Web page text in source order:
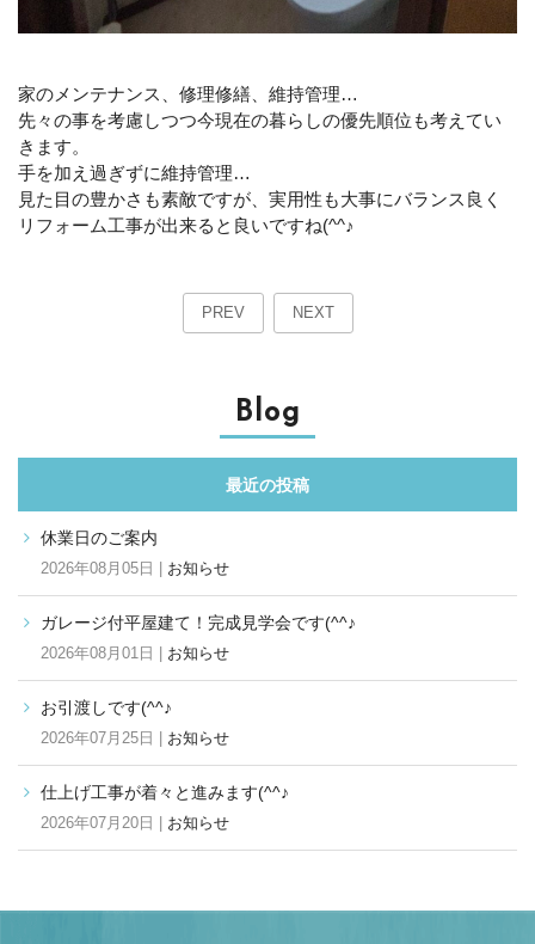
家のメンテナンス、修理修繕、維持管理…
先々の事を考慮しつつ今現在の暮らしの優先順位も考えてい
きます。
手を加え過ぎずに維持管理…
見た目の豊かさも素敵ですが、実用性も大事にバランス良く
リフォーム工事が出来ると良いですね(^^♪
PREV NEXT
Blog
最近の投稿
休業日のご案内
2026年08月05日 | お知らせ
ガレージ付平屋建て！完成見学会です(^^♪
2026年08月01日 | お知らせ
お引渡しです(^^♪
2026年07月25日 | お知らせ
仕上げ工事が着々と進みます(^^♪
2026年07月20日 | お知らせ